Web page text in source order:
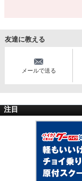
友達に教える
メールで送る
注目